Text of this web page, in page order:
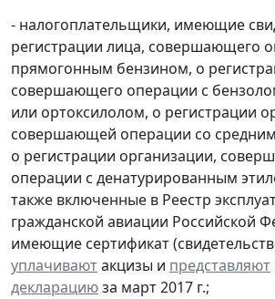
- налогоплательщики, имеющие
регистрации лица, совершающего
прямогонным бензином, о
совершающего операции с
или ортоксилолом, о регистрации
совершающей операции со
о регистрации организации,
операции с денатурированным
также включенные в Реестр
гражданской авиации Российской
имеющие сертификат
уплачиваютакцизы и представляют
декларациюза март 2017 г.;